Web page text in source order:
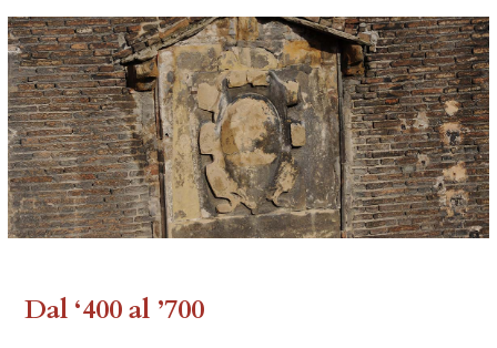
Dal ‘400 al ’700